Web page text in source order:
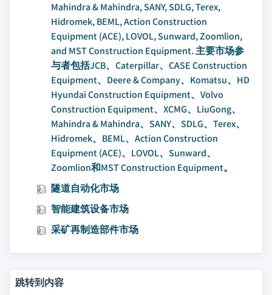
Mahindra & Mahindra, SANY, SDLG, Terex,
Hidromek, BEML, Action Construction
Equipment (ACE), LOVOL, Sunward, Zoomlion,
and MST Construction Equipment. 主要市场参
与者包括JCB、Caterpillar、CASE Construction
Equipment、Deere & Company、Komatsu、HD
Hyundai Construction Equipment、Volvo
Construction Equipment、XCMG、LiuGong、
Mahindra & Mahindra、SANY、SDLG、Terex、
Hidromek、BEML、Action Construction
Equipment (ACE)、LOVOL、Sunward、
Zoomlion和MST Construction Equipment。
隧道自动化市场
智能建筑设备市场
采矿再制造部件市场
跳转到内容